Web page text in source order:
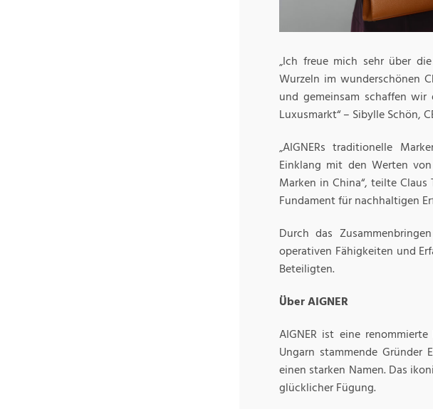
„Ich freue mich sehr über
Wurzeln im wunderschönen
und gemeinsam schaffen
Luxusmarkt“ – Sibylle Schön,
„AIGNERs traditionelle
Einklang mit den Werten
Marken in China“, teilte
Fundament für nachhaltigen
Durch das
operativen Fähigkeiten und
Beteiligten.
Über AIGNER
AIGNER ist eine
Ungarn stammende Gründer
einen starken Namen. Das
glücklicher Fügung.